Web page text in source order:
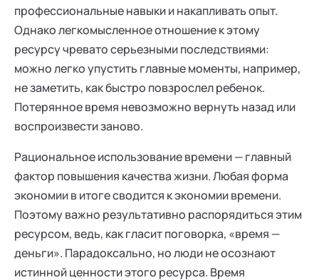
профессиональные навыки и накапливать опыт.
Однако легкомысленное отношение к этому
ресурсу чревато серьезными последствиями:
можно легко упустить главные моменты, например,
не заметить, как быстро повзрослел ребенок.
Потерянное время невозможно вернуть назад или
воспроизвести заново.
Рациональное использование времени — главный
фактор повышения качества жизни. Любая форма
экономии в итоге сводится к экономии времени.
Поэтому важно результативно распорядиться этим
ресурсом, ведь, как гласит поговорка, «время —
деньги». Парадоксально, но люди не осознают
истинной ценности этого ресурса. Время